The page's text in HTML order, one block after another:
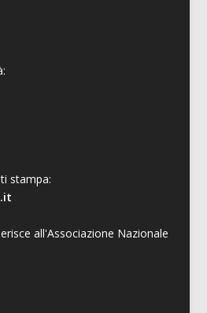
stampa:
all'Associazione Nazionale